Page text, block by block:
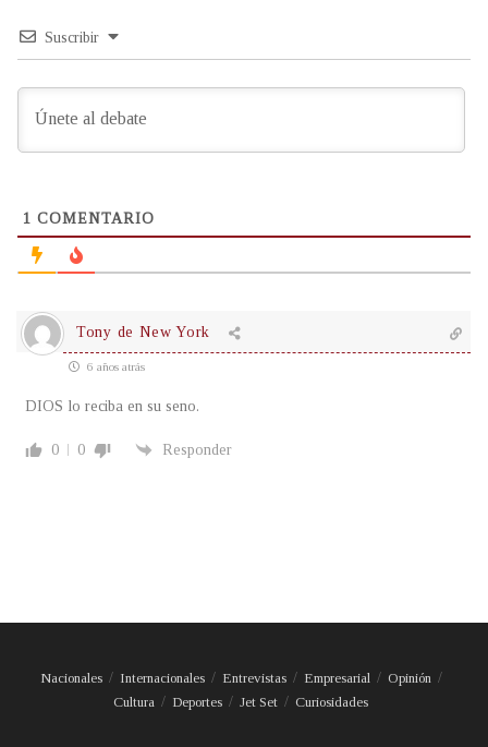
Suscribir
1 COMENTARIO
Tony de New York
6 años atrás
DIOS lo reciba en su seno.
0 0 Responder
Nacionales Internacionales Entrevistas Empresarial
Opinión
Cultura
Deportes Jet Set Curiosidades